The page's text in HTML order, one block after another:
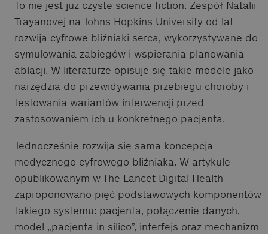
To nie jest już czyste science fiction. Zespół Natalii
Trayanovej na Johns Hopkins University od lat
rozwija cyfrowe bliźniaki serca, wykorzystywane do
symulowania zabiegów i wspierania planowania
ablacji. W literaturze opisuje się takie modele jako
narzędzia do przewidywania przebiegu choroby i
testowania wariantów interwencji przed
zastosowaniem ich u konkretnego pacjenta.
Jednocześnie rozwija się sama koncepcja
medycznego cyfrowego bliźniaka. W artykule
opublikowanym w The Lancet Digital Health
zaproponowano pięć podstawowych komponentów
takiego systemu: pacjenta, połączenie danych,
model „pacjenta in silico”, interfejs oraz mechanizm